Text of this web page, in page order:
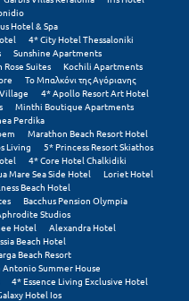
Hotel & Spa
4* City Hotel Thessaloniki
Sunshine Apartments
Rose Suites
Kochili Apartments
Το Μπαλκόνι της Αγόριανης
4* Apollo Resort Art Hotel
Minthi Boutique Apartments
Perdika
Marathon Beach Resort Hotel
Living
5* Princess Resort Skiathos
4* Core Hotel Chalkidiki
Mare Sea Side Hotel
Loriet Hotel
Beach Hotel
Bacchus Pension Olympia
Studios
Hotel
Alexandra Hotel
Beach Hotel
Beach Resort
Antonio Summer House
4* Essence Living Exclusive Hotel
Hotel Ios